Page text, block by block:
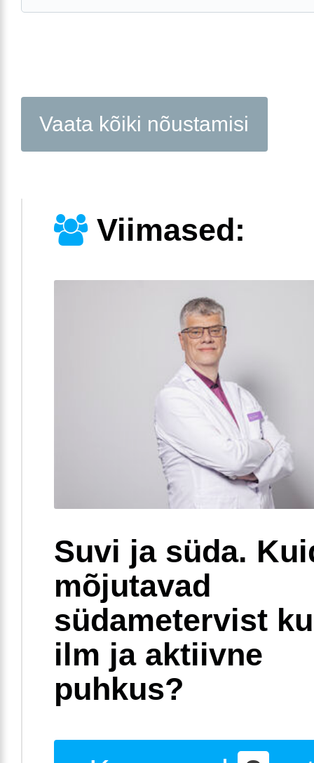
Vaata kõiki nõustamisi
Viimased:
Suvi ja süda.
mõjutavad
südametervist
ilm ja aktiivne
puhkus?